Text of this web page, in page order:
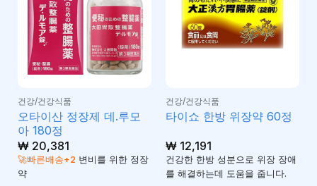
건강/건강식품
오타이산 정장제 데.루모
아 180정
₩20,381
🚀빠른배송+2 변비를 위한 정장
약
건강/건강식품
타이쇼 한방 위장약 60정
₩12,191
건강한 한방 성분으로 위장 장애
를 해결하는데 도움을 줍니다.